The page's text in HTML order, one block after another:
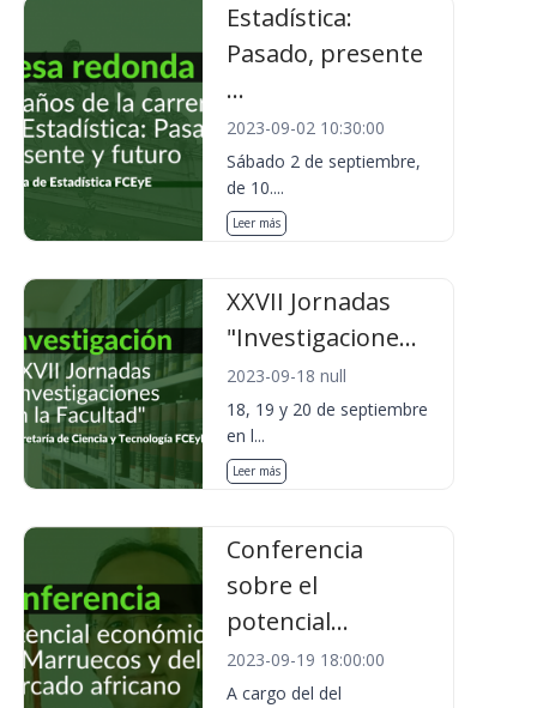
Estadística:
Pasado, presente
...
2023-09-02 10:30:00
Sábado 2 de septiembre,
de 10....
Leer más
XXVII Jornadas
"Investigacione...
2023-09-18 null
18, 19 y 20 de septiembre
en l...
Leer más
Conferencia
sobre el
potencial...
2023-09-19 18:00:00
A cargo del del